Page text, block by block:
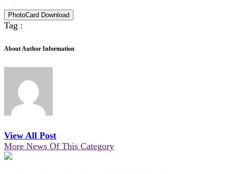
PhotoCard Download
Tag :
About Author Information
View All Post
More News Of This Category